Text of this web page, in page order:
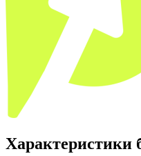
Характеристики